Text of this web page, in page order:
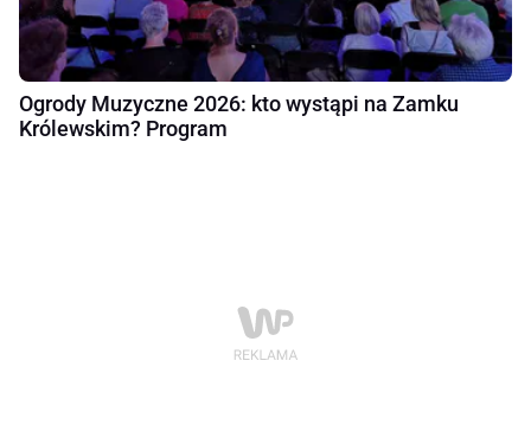
Ogrody Muzyczne 2026: kto wystąpi na Zamku
Królewskim? Program